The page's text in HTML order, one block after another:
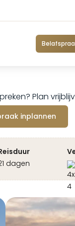
Plan
inplannen
dagen